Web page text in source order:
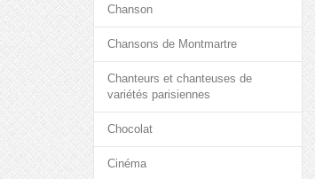
Chanson
Chansons de Montmartre
Chanteurs et chanteuses de
variétés parisiennes
Chocolat
Cinéma